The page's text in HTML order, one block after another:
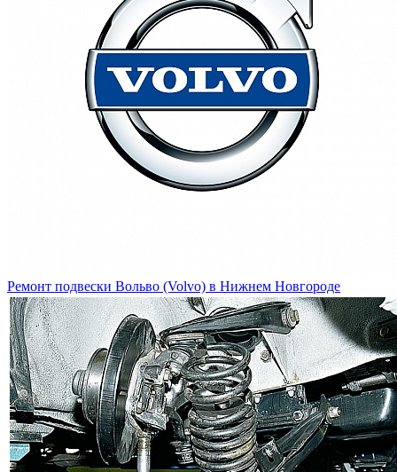
Ремонт подвески Вольво (Volvo) в Нижнем Новгороде